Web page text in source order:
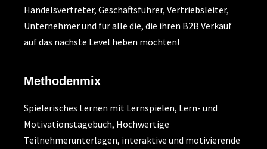
Handelsvertreter, Geschäftsführer, Vertriebsleiter,
Unternehmer und für alle die, die ihren B2B Verkauf
auf das nächste Level heben möchten!
Methodenmix
Spielerisches Lernen mit Lernspielen, Lern- und
Motivationstagebuch, Hochwertige
Teilnehmerunterlagen, interaktive und motivierende